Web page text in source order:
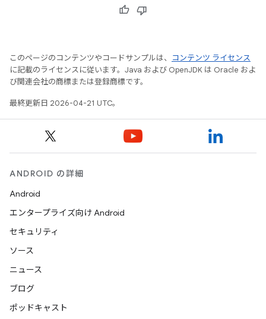
このページのコンテンツやコードサンプルは、
コンテンツ ライセンス
に記載のライセンスに従います。Java および OpenJDK は Oracle およ
び関連会社の商標または登録商標です。
最終更新日 2026-04-21 UTC。
ANDROID の詳細
Android
エンタープライズ向け Android
セキュリティ
ソース
ニュース
ブログ
ポッドキャスト